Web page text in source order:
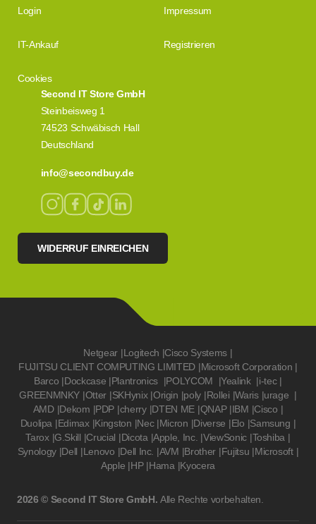
Second IT Store GmbH
Steinbeisweg 1
74523 Schwäbisch Hall
Deutschland
info@secondbuy.de
WIDERRUF EINREICHEN
Login Impressum
IT-Ankauf Registrieren
Cookies
Netgear |Logitech |Cisco Systems |
FUJITSU CLIENT COMPUTING LIMITED |Microsoft Corporation |
Barco |Dockcase |Plantronics |POLYCOM |Yealink |i-tec |
GREENMNKY |Otter |SKHynix |Origin |poly |Rollei |Waris |urage |
AMD |Dekom |PDP |cherry |DTEN ME |QNAP |IBM |Cisco |
Duolipa |Edimax |Kingston |Nec |Micron |Diverse |Elo |Samsung |
Tarox |G.Skill |Crucial |Dicota |Apple, Inc. |ViewSonic |Toshiba |
Synology |Dell |Lenovo |Dell Inc. |AVM |Brother |Fujitsu |Microsoft |
Apple |HP |Hama |Kyocera
2026 © Second IT Store GmbH. Alle Rechte vorbehalten.